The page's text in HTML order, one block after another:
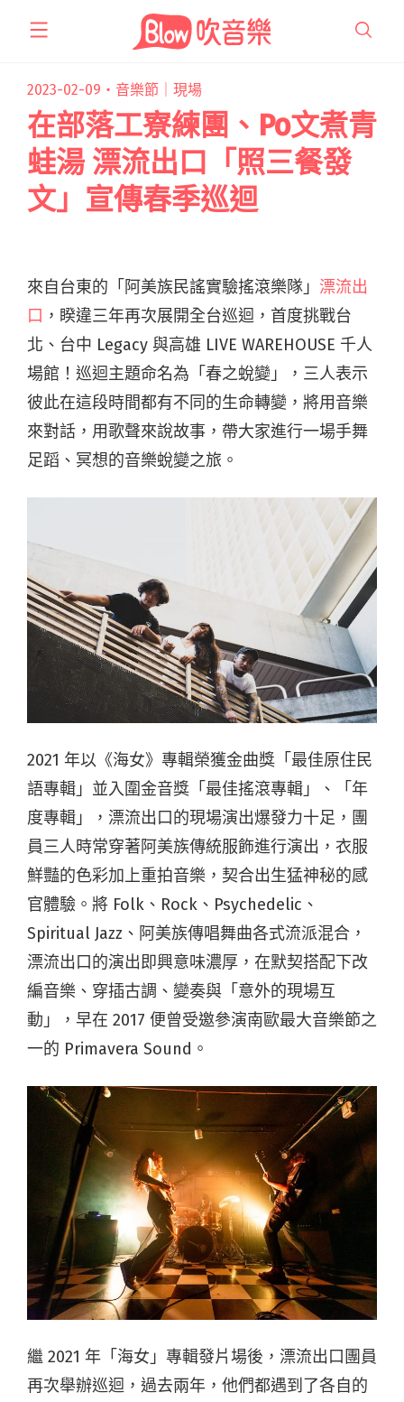
2023-02-09・ 音樂節｜現場
在部落工寮練團、Po文煮青
蛙湯 漂流出口「照三餐發
文」宣傳春季巡迴
來自台東的「阿美族民謠實驗搖滾樂隊」 漂流出
口 ，睽違三年再次展開全台巡迴，首度挑戰台
北、台中 Legacy 與高雄 LIVE WAREHOUSE 千人
場館！巡迴主題命名為「春之蛻變」，三人表示
彼此在這段時間都有不同的生命轉變，將用音樂
來對話，用歌聲來說故事，帶大家進行一場手舞
足蹈、冥想的音樂蛻變之旅。
2021 年以《海女》專輯榮獲金曲獎「最佳原住民
語專輯」並入圍金音獎「最佳搖滾專輯」、「年
度專輯」，漂流出口的現場演出爆發力十足，團
員三人時常穿著阿美族傳統服飾進行演出，衣服
鮮豔的色彩加上重拍音樂，契合出生猛神秘的感
官體驗。將 Folk、Rock、Psychedelic、
Spiritual Jazz、阿美族傳唱舞曲各式流派混合，
漂流出口的演出即興意味濃厚，在默契搭配下改
編音樂、穿插古調、變奏與「意外的現場互
動」，早在 2017 便曾受邀參演南歐最大音樂節之
一的 Primavera Sound。
繼 2021 年「海女」專輯發片場後，漂流出口團員
再次舉辦巡迴，過去兩年，他們都遇到了各自的